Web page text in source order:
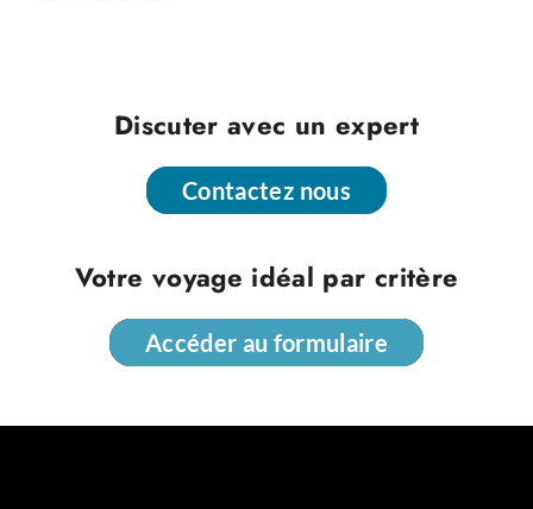
Discuter avec un expert
Contactez nous
Votre voyage idéal par critère
Accéder au formulaire